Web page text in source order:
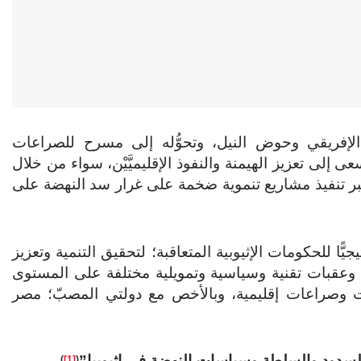
وحوض النيل، وتحوُّله إلى مسرح للصراعات
إلى تعزيز الهيمنة والنفوذ الإقليميَّيْن، سواء من خلال
تنفيذ مشاريع تنموية ضخمة على غرار سد النهضة على
الإثيوبية المتعاقبة؛ لتحقيق التنمية وتعزيز
تقنية وسياسية وتمويلية مختلفة على المستوى
وصراعات إقليمية، وبالأخص مع دولتي المصبّ؛ مصر